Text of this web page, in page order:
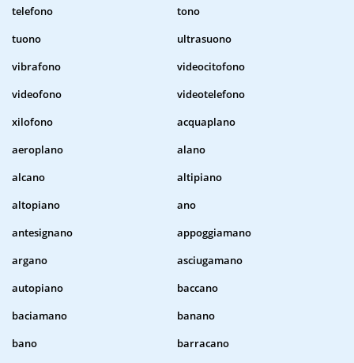
telefono
tono
tuono
ultrasuono
vibrafono
videocitofono
videofono
videotelefono
xilofono
acquaplano
aeroplano
alano
alcano
altipiano
altopiano
ano
antesignano
appoggiamano
argano
asciugamano
autopiano
baccano
baciamano
banano
bano
barracano